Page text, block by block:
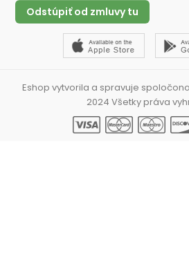
Odstúpiť od zmluvy tu
Eshop vytvorila a spravuje
2024 Všetky práva